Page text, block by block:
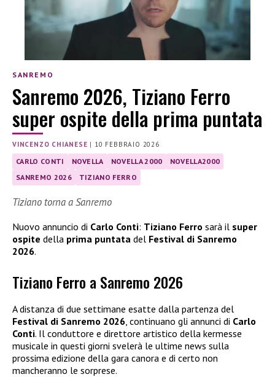
SANREMO
Sanremo 2026, Tiziano Ferro
super ospite della prima puntata
VINCENZO CHIANESE | 10 FEBBRAIO 2026
CARLO CONTI NOVELLA NOVELLA 2000
NOVELLA2000
SANREMO 2026
TIZIANO FERRO
Tiziano torna a Sanremo
Nuovo annuncio di Carlo Conti: Tiziano Ferro sarà il super
ospite della prima puntata del Festival di Sanremo
2026.
Tiziano Ferro a Sanremo 2026
A distanza di due settimane esatte dalla partenza del
Festival di Sanremo 2026 , continuano gli annunci di Carlo
Conti. Il conduttore e direttore artistico della kermesse
musicale in questi giorni svelerà le ultime news sulla
prossima edizione della gara canora e di certo non
mancheranno le sorprese.